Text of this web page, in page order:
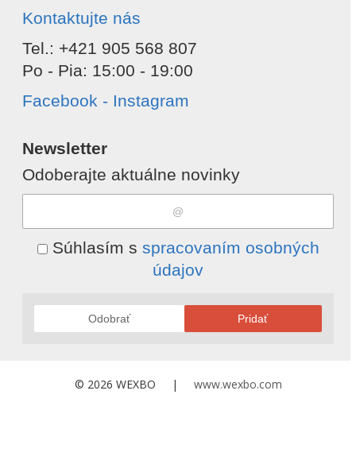
Kontaktujte nás
Tel.: +421 905 568 807
Po - Pia: 15:00 - 19:00
Facebook - Instagram
Newsletter
Odoberajte aktuálne novinky
Súhlasím s spracovaním osobných
údajov
Odobrať Pridať
© 2026 WEXBO | www.wexbo.com